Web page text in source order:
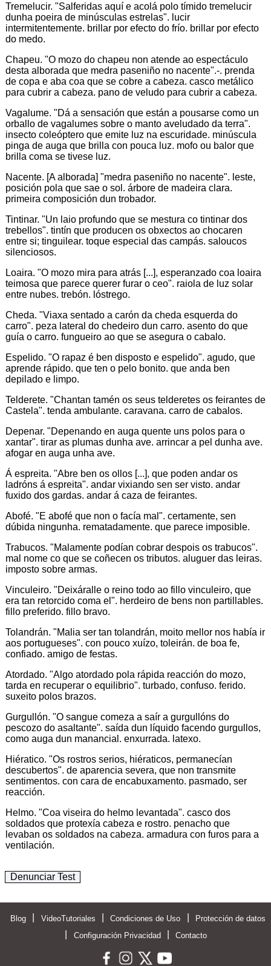
Tremelucir. "Salferidas aquí e acolá polo tímido tremelucir
dunha poeira de minúsculas estrelas". lucir
intermitentemente. brillar por efecto do frío. brillar por efecto
do medo.
Chapeu. "O mozo do chapeu non atende ao espectáculo
desta alborada que medra paseniño no nacente".-. prenda
de copa e aba coa que se cobre a cabeza. casco metálico
para cubrir a cabeza. pano de veludo para cubrir a cabeza.
Vagalume. "Dá a sensación que están a pousarse como un
orballo de vagalumes sobre o manto aveludado da terra".
insecto coleóptero que emite luz na escuridade. minúscula
pinga de auga que brilla con pouca luz. mofo ou balor que
brilla coma se tivese luz.
Nacente. [A alborada] "medra paseniño no nacente". leste,
posición pola que sae o sol. árbore de madeira clara.
primeira composición dun trobador.
Tintinar. "Un laio profundo que se mestura co tintinar dos
trebellos". tintín que producen os obxectos ao chocaren
entre si; tinguilear. toque especial das campás. saloucos
silenciosos.
Loaira. "O mozo mira para atrás [...], esperanzado coa loaira
teimosa que parece querer furar o ceo". raiola de luz solar
entre nubes. trebón. lóstrego.
Cheda. "Viaxa sentado a carón da cheda esquerda do
carro". peza lateral do chedeiro dun carro. asento do que
guía o carro. fungueiro ao que se asegura o cabalo.
Espelido. "O rapaz é ben disposto e espelido". agudo, que
aprende rápido. que ten o pelo bonito. que anda ben
depilado e limpo.
Telderete. "Chantan tamén os seus telderetes os feirantes de
Castela". tenda ambulante. caravana. carro de cabalos.
Depenar. "Depenando en auga quente uns polos para o
xantar". tirar as plumas dunha ave. arrincar a pel dunha ave.
afogar en auga unha ave.
Á espreita. "Abre ben os ollos [...], que poden andar os
ladróns á espreita". andar vixiando sen ser visto. andar
fuxido dos gardas. andar á caza de feirantes.
Abofé. "E abofé que non o facía mal". certamente, sen
dúbida ningunha. rematadamente. que parece imposible.
Trabucos. "Malamente podían cobrar despois os trabucos".
mal nome co que se coñecen os tributos. aluguer das leiras.
imposto sobre armas.
Vinculeiro. "Deixáralle o reino todo ao fillo vinculeiro, que
era tan retorcido coma el". herdeiro de bens non partillables.
fillo preferido. fillo bravo.
Tolandrán. "Malia ser tan tolandrán, moito mellor nos había ir
aos portugueses". con pouco xuízo, toleirán. de boa fe,
confiado. amigo de festas.
Atordado. "Algo atordado pola rápida reacción do mozo,
tarda en recuperar o equilibrio". turbado, confuso. ferido.
suxeito polos brazos.
Gurgullón. "O sangue comeza a saír a gurgullóns do
pescozo do asaltante". saída dun líquido facendo gurgullos,
como auga dun manancial. enxurrada. latexo.
Hiératico. "Os rostros serios, hiératicos, permanecían
descubertos". de aparencia severa, que non transmite
sentimentos. con cara de encabuxamento. pasmado, ser
reacción.
Helmo. "Coa viseira do helmo levantada". casco dos
soldados que protexía cabeza e rostro. penacho que
levaban os soldados na cabeza. armadura con furos para a
ventilación.
Denunciar Test
Blog VideoTutoriales Condiciones de Uso Protección de datos
Configuración Privacidad Contacto